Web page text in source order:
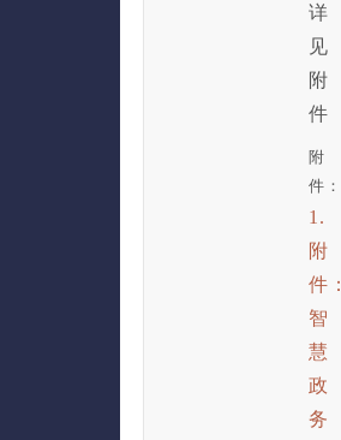
详
见
附
件
附
件：
1.
附
件：
智
慧
政
务